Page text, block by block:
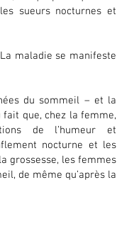
sueurs nocturnes et
La maladie se manifeste
du sommeil – et la
que, chez la femme,
de l’humeur et
nocturne et les
grossesse, les femmes
de même qu’après la